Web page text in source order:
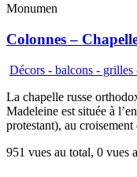
Monumen
Colonnes –
Décors - balcons - grilles
La chapelle russe
Madeleine est située à
protestant), au croisement
951 vues au total, 0 vues